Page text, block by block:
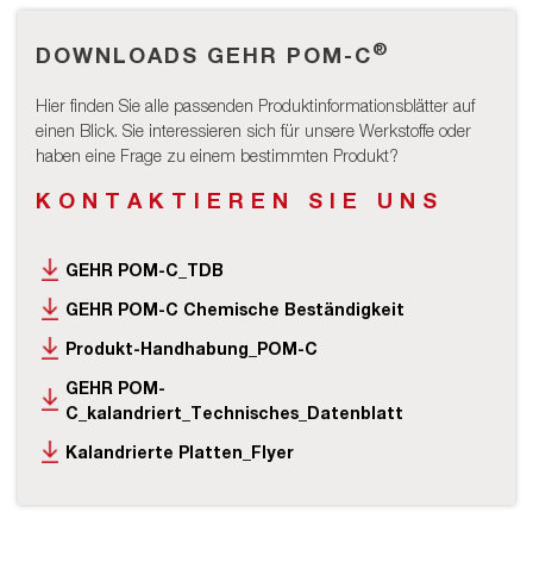
DOWNLOADS GEHR POM-C®
Hier finden Sie alle passenden Produktinformationsblätter auf
einen Blick. Sie interessieren sich für unsere Werkstoffe oder
haben eine Frage zu einem bestimmten Produkt?
KONTAKTIEREN SIE UNS
GEHR POM-C_TDB
GEHR POM-C Chemische Beständigkeit
Produkt-Handhabung_POM-C
GEHR POM-
C_kalandriert_Technisches_Datenblatt
Kalandrierte Platten_Flyer